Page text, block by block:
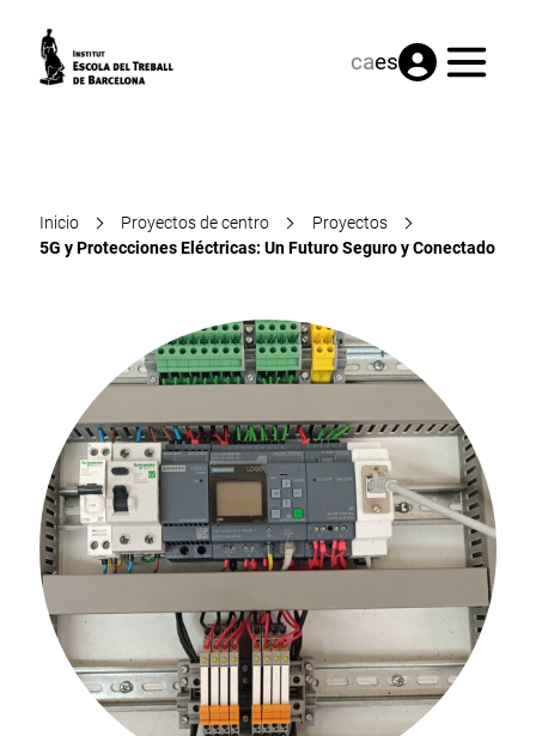
caes Menú
Inicio Proyectos de centro
Proyectos
5G y Protecciones Eléctricas: Un Futuro Seguro y Conectado